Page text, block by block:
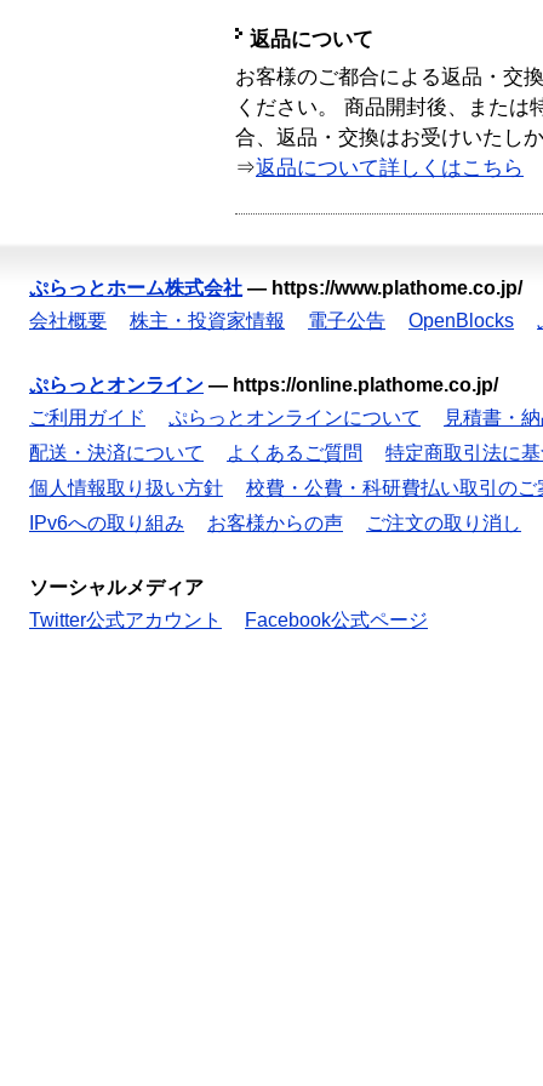
返品について
お客様のご都合による返品・交
ください。 商品開封後、または
合、返品・交換はお受けいたし
⇒返品について詳しくはこちら
ぷらっとホーム株式会社 — https://www.plathome.co.jp/
会社概要
株主・投資家情報 電子公告 OpenBlocks
ぷらっとオンライン — https://online.plathome.co.jp/
ご利用ガイド
ぷらっとオンラインについて
見積書・
配送・決済について
よくあるご質問
特定商取引法に
個人情報取り扱い方針
校費・公費・科研費払い取引のご
IPv6への取り組み
お客様からの声 ご注文の取り消し
ソーシャルメディア
Twitter公式アカウント
Facebook公式ページ